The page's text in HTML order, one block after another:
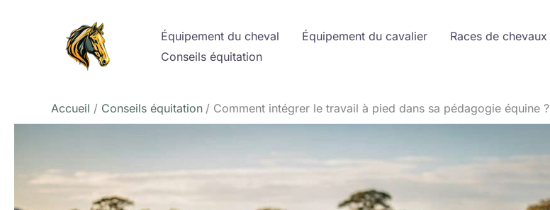
Équipement du cheval Équipement du cavalier Races de chevaux
Conseils équitation
Accueil Conseils équitation Comment intégrer le travail à pied dans sa pédagogie équine ?